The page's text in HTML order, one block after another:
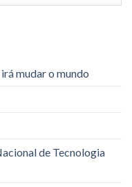
mudar o mundo
de Tecnologia